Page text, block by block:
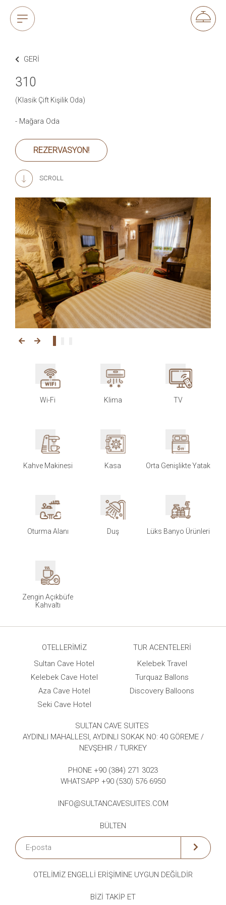
GERI
310
(Klasik Çift Kişilik Oda)
- Mağara Oda
REZERVASYON!
SCROLL
Wi-Fi Klima TV
Kahve Makinesi Kasa Orta Genişlikte Yatak
Oturma Alanı Duş Lüks Banyo Ürünleri
Zengin Açıkbüfe
Kahvaltı
OTELLERIMIZ
Sultan Cave Hotel
Kelebek Cave Hotel
Aza Cave Hotel
Seki Cave Hotel
TUR ACENTELERI
Kelebek Travel
Turquaz Ballons
Discovery Balloons
SULTAN CAVE SUITES
AYDINLI MAHALLESI, AYDINLI SOKAK NO: 40 GÖREME /
NEVŞEHIR / TURKEY
PHONE +90 (384) 271 3023
WHATSAPP +90 (530) 576 6950
INFO@SULTANCAVESUITES.COM
BÜLTEN
OTELİMİZ ENGELLİ ERİŞİMİNE UYGUN DEĞİLDİR
BIZI TAKIP ET